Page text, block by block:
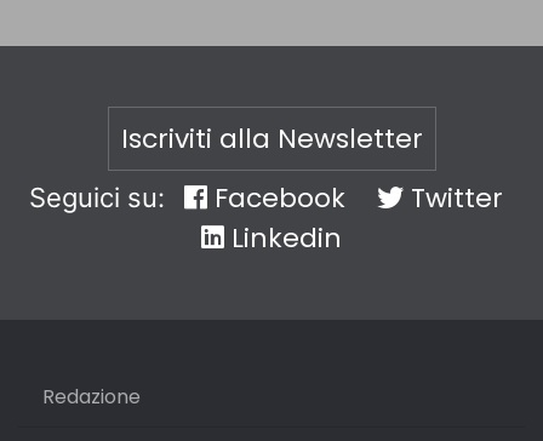
Iscriviti alla Newsletter
Seguici su: Facebook
Twitter
Linkedin
Redazione